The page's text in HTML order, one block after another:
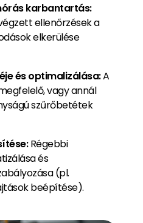
karbantartás:
ellenőrzések a
elkerülése
és optimalizálása:A
vagy annál
szűrőbetétek
Régebbi
és
(pl.
beépítése).